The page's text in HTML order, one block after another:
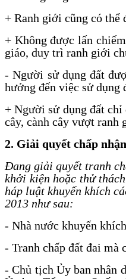
+ Ranh giới cũng có thể
+ Không được lấn
giáo, duy trì ranh giới
- Người sử dụng đất
hưởng đến việc sử dụng
+ Người sử dụng đất
cây, cành cây vượt ranh
2. Giải quyết chấp
Đang giải quyết tranh
khởi kiện hoặc thử
háp luật khuyến khích
2013 như sau:
- Nhà nước khuyến
- Tranh chấp đất đai mà
- Chủ tịch Ủy ban nhân